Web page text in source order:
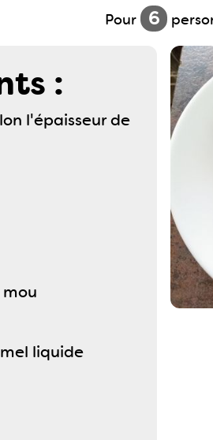
Pour 6
:
l'épaisseur de
liquide